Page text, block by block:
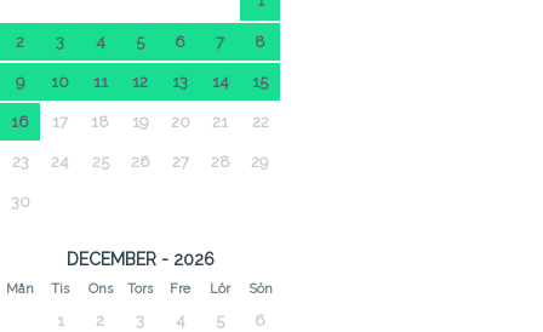
2 3 4 5 6 7 8
9 10 11 12 13 14 15
16 17 18 19 20 21 22
23 24 25 26 27 28 29
30
DECEMBER - 2026
Mån Tis Ons Tors Fre Lör Sön
1 2 3 4 5 6